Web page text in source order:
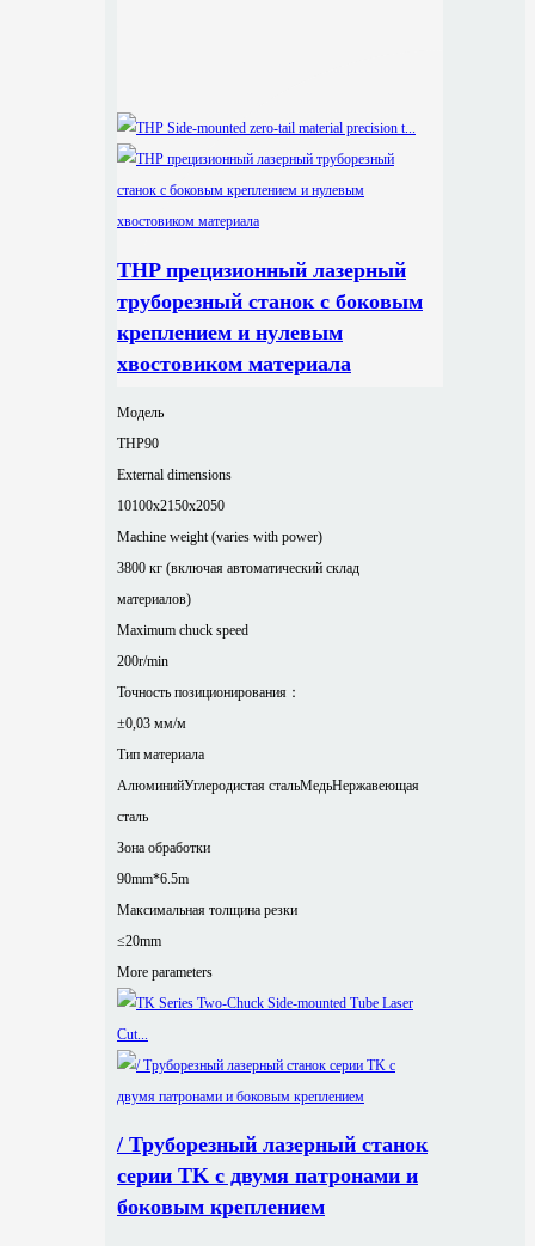
THP прецизионный лазерный
труборезный станок с боковым
креплением и нулевым
хвостовиком материала
Модель
THP90
External dimensions
10100x2150x2050
Machine weight (varies with power)
3800 кг (включая автоматический склад
материалов)
Maximum chuck speed
200r/min
Точность позиционирования：
±0,03 мм/м
Тип материала
АлюминийУглеродистая стальМедьНержавеющая
сталь
Зона обработки
90mm*6.5m
Максимальная толщина резки
≤20mm
More parameters
/ Труборезный лазерный станок
серии TK с двумя патронами и
боковым креплением